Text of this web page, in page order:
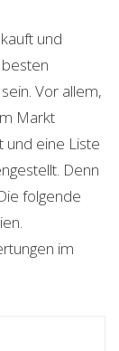
und
Vor allem,
Markt
und eine Liste
Denn
folgende
im